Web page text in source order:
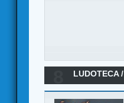
LUDOTECA/